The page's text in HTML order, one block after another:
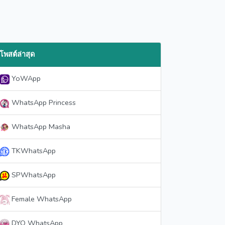
โพสต์ล่าสุด
YoWApp
WhatsApp Princess
WhatsApp Masha
TKWhatsApp
SPWhatsApp
Female WhatsApp
DYO WhatsApp